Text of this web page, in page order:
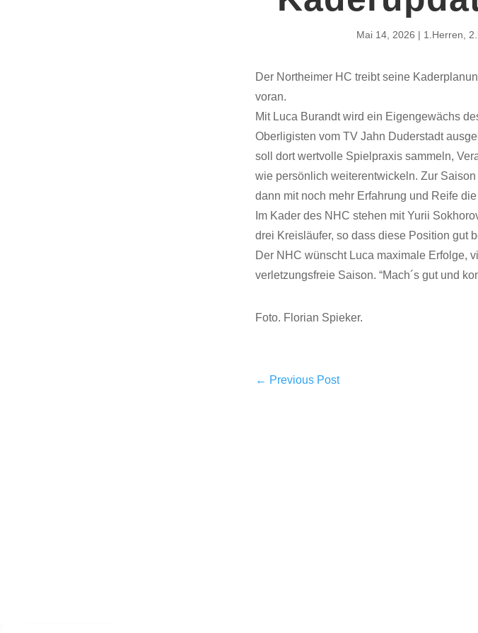
Mai 14, 2026 1.Herren
Der Northeimer HC treibt seine
voran.
Mit Luca Burandt wird ein Eigengewächs
Oberligisten vom TV Jahn Duderstadt
soll dort wertvolle Spielpraxis sammeln,
wie persönlich weiterentwickeln. Zur
dann mit noch mehr Erfahrung und Reife
Im Kader des NHC stehen mit Yurii
drei Kreisläufer, so dass diese Position gut
Der NHC wünscht Luca maximale Erfolge,
verletzungsfreie Saison. “Mach´s gut und
Foto. Florian Spieker.
← Previous Post